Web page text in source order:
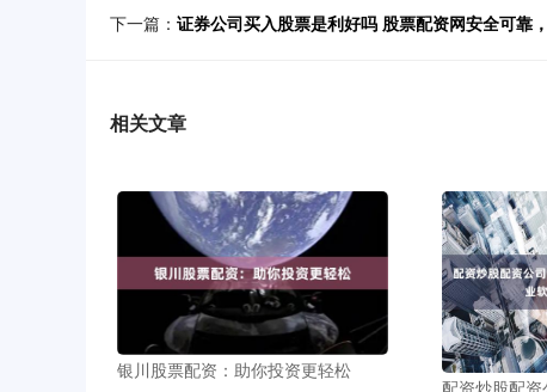
下一篇： 证券公司买入股票是利好吗 股票配资网安全可靠
相关文章
银川股票配资：助你投资更轻松
配资炒股配